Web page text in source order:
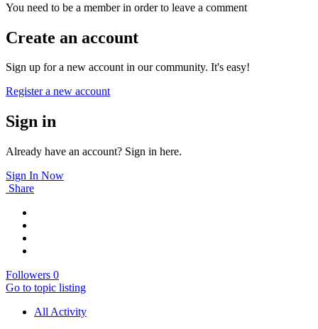
You need to be a member in order to leave a comment
Create an account
Sign up for a new account in our community. It's easy!
Register a new account
Sign in
Already have an account? Sign in here.
Sign In Now
Share
Followers 0
Go to topic listing
All Activity